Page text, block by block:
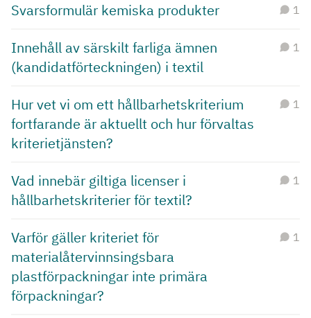
Svarsformulär kemiska produkter 1
Innehåll av särskilt farliga ämnen
(kandidatförteckningen) i textil
1
Hur vet vi om ett hållbarhetskriterium
fortfarande är aktuellt och hur förvaltas
kriterietjänsten?
1
Vad innebär giltiga licenser i
hållbarhetskriterier för textil?
1
Varför gäller kriteriet för
materialåtervinnsingsbara
plastförpackningar inte primära
förpackningar?
1